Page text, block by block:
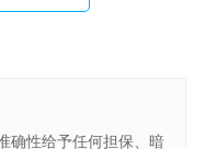
确性给予任何担保、暗